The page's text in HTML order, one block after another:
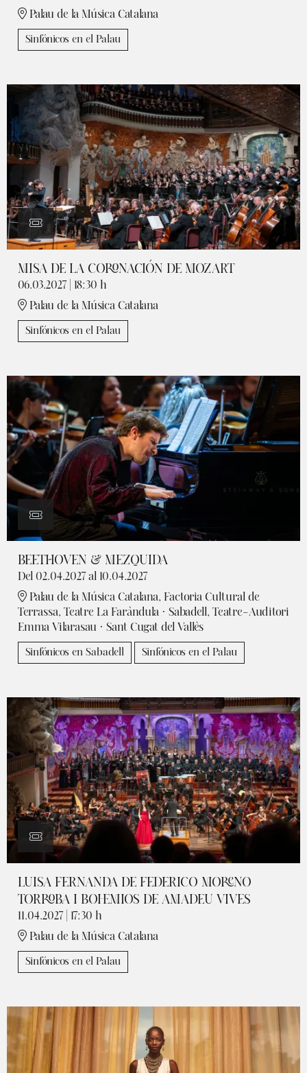
Palau de la Música Catalana
Sinfónicos en el Palau
MISA DE LA CORONACIÓN DE MOZART
06.03.2027
18:30 h
Palau de la Música Catalana
Sinfónicos en el Palau
BEETHOVEN & MEZQUIDA
Del 02.04.2027 al 10.04.2027
Palau de la Música Catalana, Factoria Cultural de
Terrassa, Teatre La Faràndula · Sabadell, Teatre-Auditori
Emma Vilarasau · Sant Cugat del Vallès
Sinfónicos en Sabadell Sinfónicos en el Palau
LUISA FERNANDA DE FEDERICO MORENO
TORROBA I BOHEMIOS DE AMADEU VIVES
11.04.2027
17:30 h
Palau de la Música Catalana
Sinfónicos en el Palau